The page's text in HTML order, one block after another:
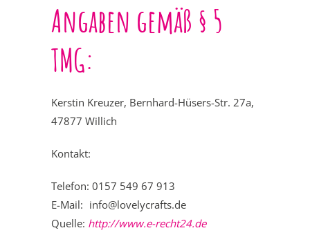
Angaben gemäß § 5
TMG:
Kerstin Kreuzer, Bernhard-Hüsers-Str. 27a,
47877 Willich
Kontakt:
Telefon: 0157 549 67 913
E-Mail: info@lovelycrafts.de
Quelle: http://www.e-recht24.de